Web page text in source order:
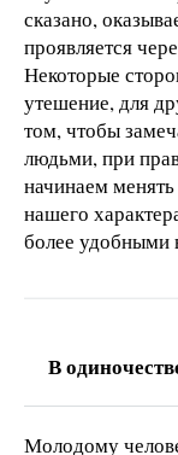
сказано,
проявляется
Некоторые
утешение, для
том, чтобы
людьми, при
начинаем
нашего
более удобными
В
Молодому